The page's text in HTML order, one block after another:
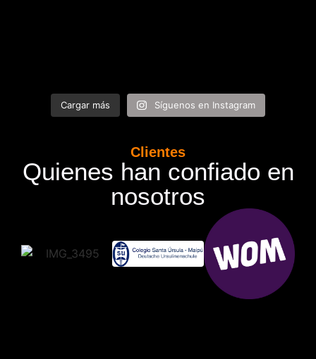
Cargar más Síguenos en Instagram
Clientes
Quienes han confiado en
nosotros